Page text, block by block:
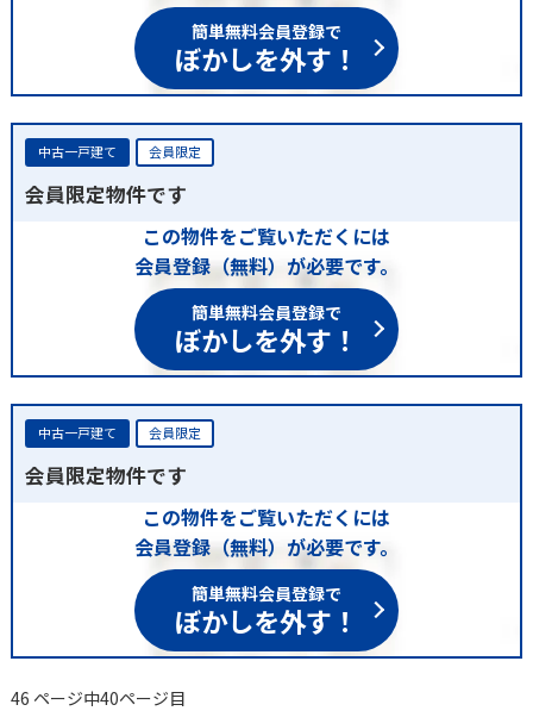
簡単無料会員登録で
ぼかしを外す！
中古一戸建て 会員限定
会員限定物件です
この物件をご覧いただくには
会員登録（無料）が必要です。
簡単無料会員登録で
ぼかしを外す！
中古一戸建て 会員限定
会員限定物件です
この物件をご覧いただくには
会員登録（無料）が必要です。
簡単無料会員登録で
ぼかしを外す！
46 ページ中40ページ目